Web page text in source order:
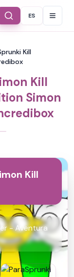
Select
ES
Kill
Kill
Simon
Kill
- Aventura